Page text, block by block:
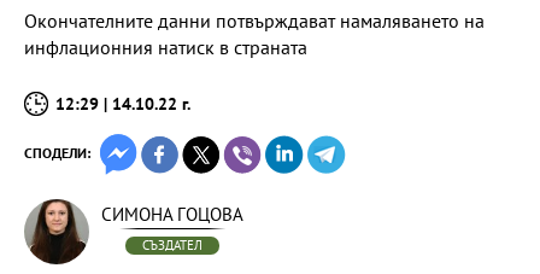
Окончателните данни потвърждават намаляването на
инфлационния натиск в страната
12:29 | 14.10.22 г.
СПОДЕЛИ:
СИМОНА ГОЦОВА
СЪЗДАТЕЛ